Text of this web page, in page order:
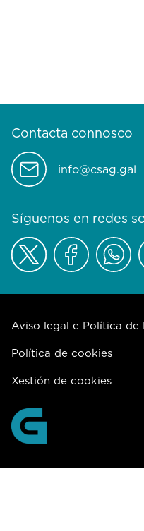
Contacta connosco
info@csag.gal
Síguenos en redes
Aviso legal e Política de
Política de cookies
Xestión de cookies